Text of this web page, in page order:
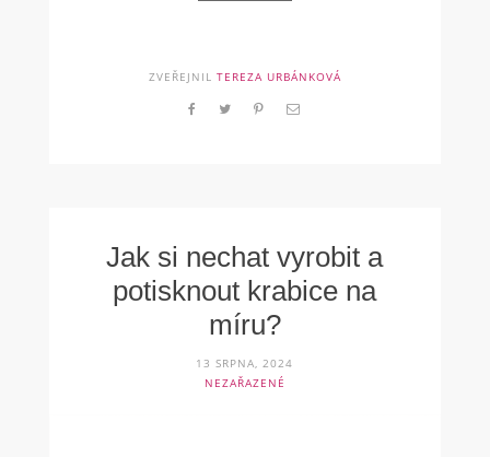
ZVEŘEJNIL TEREZA URBÁNKOVÁ
Jak si nechat vyrobit a
potisknout krabice na
míru?
13 SRPNA, 2024
NEZAŘAZENÉ